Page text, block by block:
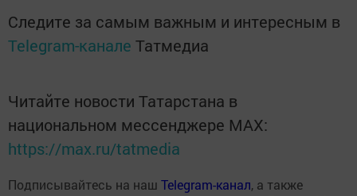
Следите за самым важным и интересным в
Telegram-канале Татмедиа
Читайте новости Татарстана в
национальном мессенджере MАХ:
https://max.ru/tatmedia
Подписывайтесь на наш Telegram-канал, а также